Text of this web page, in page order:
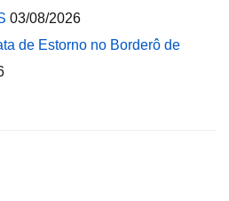
03/08/2026
de Estorno no Borderô de